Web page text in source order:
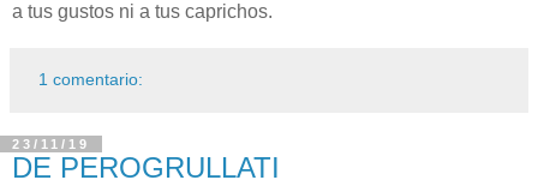
a tus gustos ni a tus caprichos.
1 comentario:
23/11/19
DE PEROGRULLATI